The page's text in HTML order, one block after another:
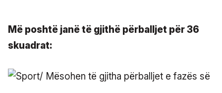
Më poshtë janë të gjithë përballjet për 36
skuadrat: